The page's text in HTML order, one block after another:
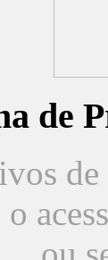
de
de
o